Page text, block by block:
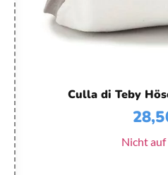
Culla di Teby
Nicht auf